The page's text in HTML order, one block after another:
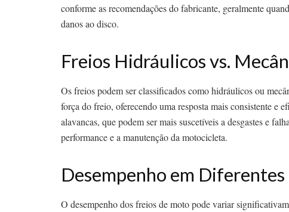
conforme as recomendações do fabricante, geralmente
danos ao disco.
Freios Hidráulicos vs.
Os freios podem ser classificados como hidráulicos ou
força do freio, oferecendo uma resposta mais consistente e
alavancas, que podem ser mais suscetíveis a desgastes e
performance e a manutenção da motocicleta.
Desempenho em
O desempenho dos freios de moto pode variar